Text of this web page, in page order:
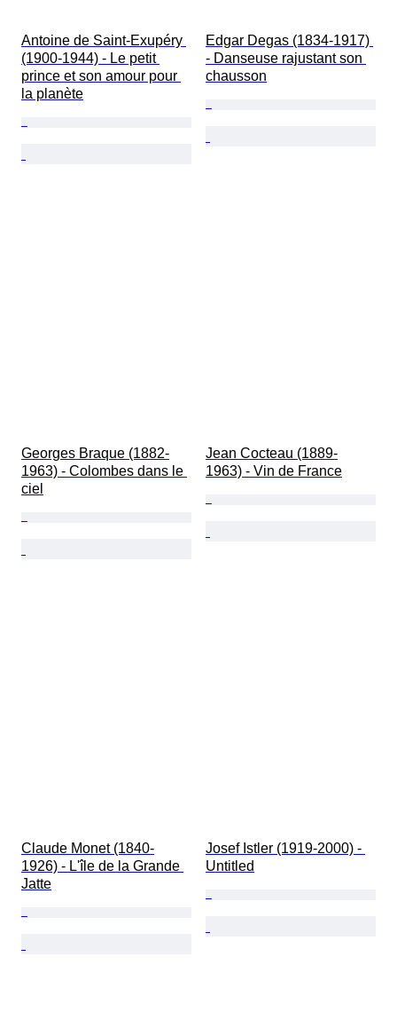
Antoine de Saint-Exupéry
(1900-1944) - Le petit
prince et son amour pour
la planète
Edgar Degas (1834-1917)
- Danseuse rajustant son
chausson
Georges Braque (1882-
1963) - Colombes dans le
ciel
Jean Cocteau (1889-
1963) - Vin de France
Claude Monet (1840-
1926) - L'île de la Grande
Jatte
Josef Istler (1919-2000) -
Untitled